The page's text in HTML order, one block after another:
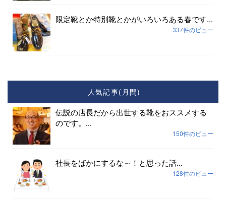
限定靴とか特別靴とかがいろいろある春です...
337件のビュー
人気記事(月間)
伝説の店長だから出世する靴をおススメする
のです。...
150件のビュー
社長をばかにするな～！と思った話...
128件のビュー